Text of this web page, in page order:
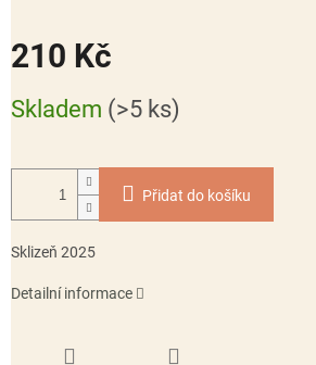
210 Kč
cena:
Skladem (>5 ks)
Přidat do košíku
Sklizeň 2025
Detailní informace